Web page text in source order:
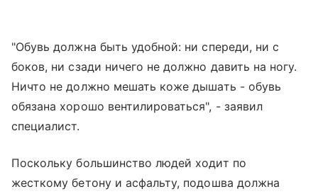
"Обувь должна быть удобной: ни спереди, ни с
боков, ни сзади ничего не должно давить на ногу.
Ничто не должно мешать коже дышать - обувь
обязана хорошо вентилироваться", - заявил
специалист.
Поскольку большинство людей ходит по
жесткому бетону и асфальту, подошва должна